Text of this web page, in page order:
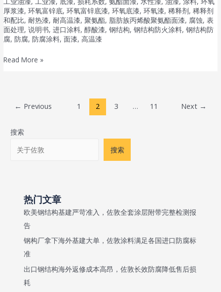
漆
面
漆
AX
Hardtop
厚浆漆,环氧富锌底,环氧富锌底漆,环氧底漆,环氧漆,稀释剂,稀释剂
和配比, 耐热漆, 耐高温漆,聚氨酯, 脂肪族丙烯酸聚氨酯面漆, 腐蚀,表
面处理,说明书,进口涂料,醇酸漆,钢结构,钢结构防火涂料,钢结构防
腐, 防腐, 防腐涂料,面漆,高温漆
佐
Read More »
← Previous 1 2 3 … 11 Next →
搜索
搜索
热门文章
欧美钢结构基建严苛准入，佐敦全套涂层附带完整检测报
告
钢构厂拿下海外基建大单，佐敦涂料满足各国进口防腐标
准
出口钢结构海外返修成本高昂，佐敦长效防腐降低售后损
耗